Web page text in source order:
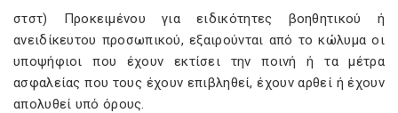
στστ) Προκειμένου για ειδικότητες βοηθητικού ή
ανειδίκευτου προσωπικού, εξαιρούνται από το κώλυμα οι
υποψήφιοι που έχουν εκτίσει την ποινή ή τα μέτρα
ασφαλείας που τους έχουν επιβληθεί, έχουν αρθεί ή έχουν
απολυθεί υπό όρους.